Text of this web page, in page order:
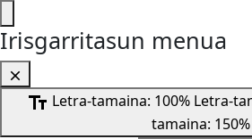
Irisgarritasun menua
Letra-tamaina: 100% Letra-
tamaina: 150%